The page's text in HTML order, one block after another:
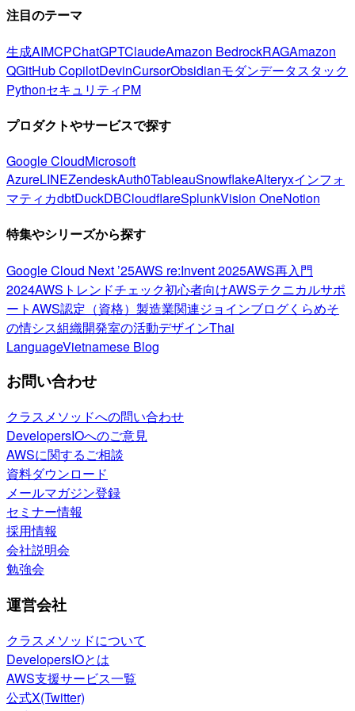
注目のテーマ
生成AIMCPChatGPTClaudeAmazon BedrockRAGAmazon
QGitHub CopilotDevinCursorObsidianモダンデータスタック
PythonセキュリティPM
プロダクトやサービスで探す
Google CloudMicrosoft
AzureLINEZendeskAuth0TableauSnowflakeAlteryxインフォ
マティカdbtDuckDBCloudflareSplunkVision OneNotion
特集やシリーズから探す
Google Cloud Next ’25AWS re:Invent 2025AWS再入門
2024AWSトレンドチェック初心者向けAWSテクニカルサポ
ートAWS認定（資格） 製造業関連ジョインブログくらめそ
の情シス組織開発室の活動デザインThai
LanguageVietnamese Blog
お問い合わせ
クラスメソッドへの問い合わせ
DevelopersIOへのご意見
AWSに関するご相談
資料ダウンロード
メールマガジン登録
セミナー情報
採用情報
会社説明会
勉強会
運営会社
クラスメソッドについて
DevelopersIOとは
AWS支援サービス一覧
公式X(Twitter)